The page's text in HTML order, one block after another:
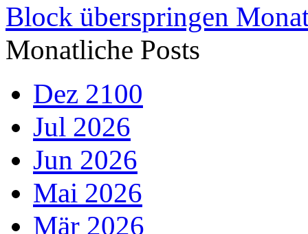
Block überspringen
Monatliche Posts
Dez 2100
Jul 2026
Jun 2026
Mai 2026
Mär 2026